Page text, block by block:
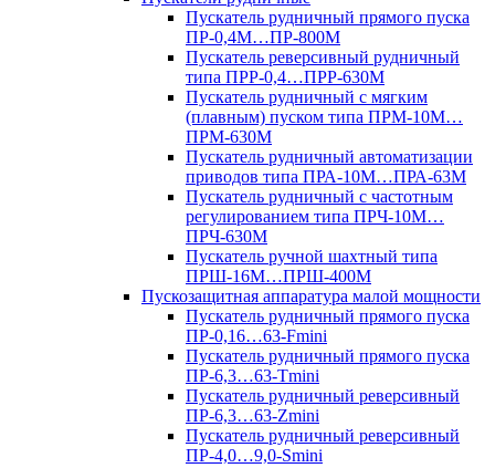
Пускатель рудничный прямого пуска
ПР-0,4М…ПР-800М
Пускатель реверсивный рудничный
типа ПРР-0,4…ПРР-630М
Пускатель рудничный с мягким
(плавным) пуском типа ПРМ-10М…
ПРМ-630М
Пускатель рудничный автоматизации
приводов типа ПРА-10М…ПРА-63М
Пускатель рудничный с частотным
регулированием типа ПРЧ-10М…
ПРЧ-630М
Пускатель ручной шахтный типа
ПРШ-16М…ПРШ-400М
Пускозащитная аппаратура малой мощности
Пускатель рудничный прямого пуска
ПР-0,16…63-Fmini
Пускатель рудничный прямого пуска
ПР-6,3…63-Tmini
Пускатель рудничный реверсивный
ПР-6,3…63-Zmini
Пускатель рудничный реверсивный
ПР-4,0…9,0-Smini